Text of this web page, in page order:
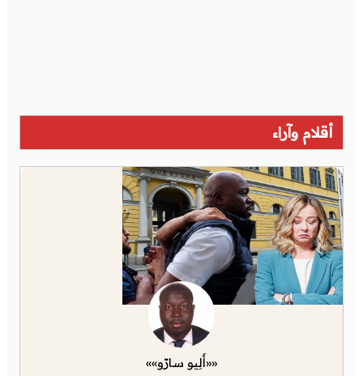
أقلام وآراء
««أَلِيو سارّو»»